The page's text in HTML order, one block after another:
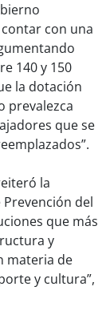
con una
140 y 150
la dotación
prevalezca
que se
la
del
que más
y
materia de
y cultura”,